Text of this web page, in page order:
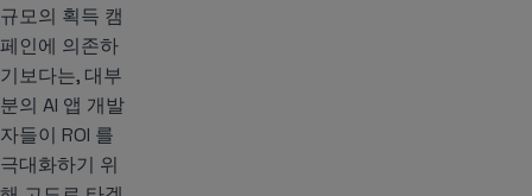
규모의 획득 캠
페인에 의존하
기보다는, 대부
분의 AI 앱 개발
자들이 ROI 를
극대화하기 위